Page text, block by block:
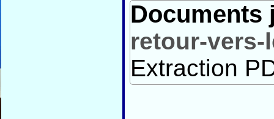
Documents
retour-vers-
Extraction